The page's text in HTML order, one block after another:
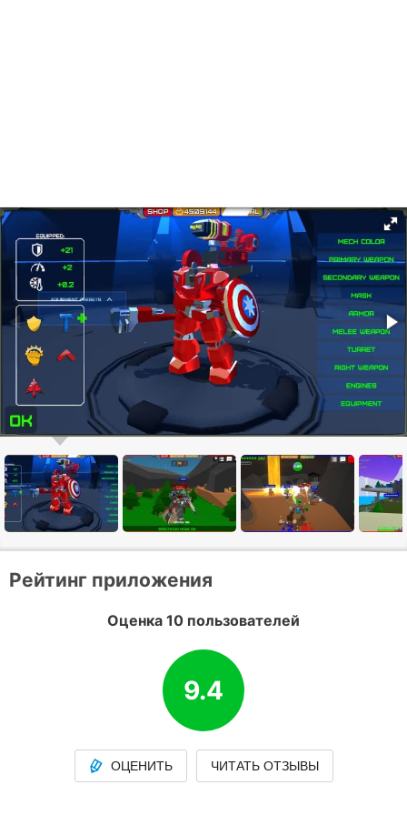
Рейтинг приложения
Оценка 10 пользователей
9.4
ОЦЕНИТЬ ЧИТАТЬ ОТЗЫВЫ